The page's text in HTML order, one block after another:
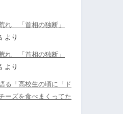
れ 「首相の独断」
より
れ 「首相の独断」
より
る「高校生の頃に「ド
ーズを食べまくってた